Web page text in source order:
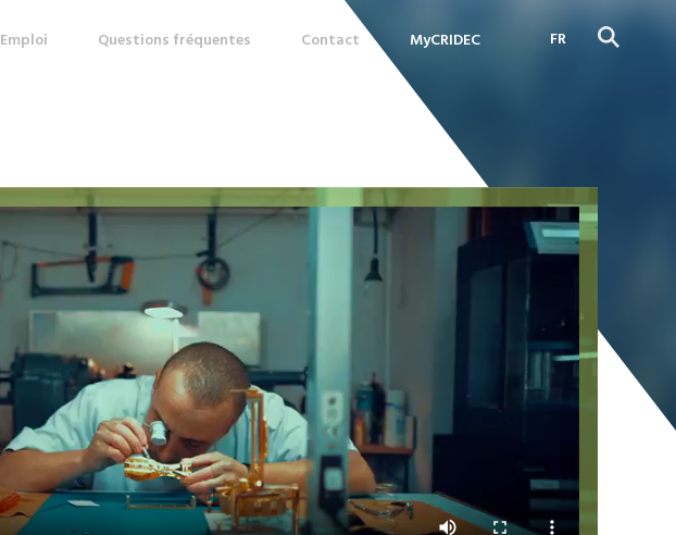
Emploi Questions fréquentes Contact MyCRIDEC
FR